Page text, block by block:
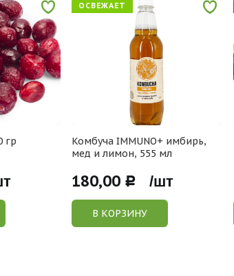
гр
ОСВЕЖАЕТ
Комбуча IMMUNO+ имбирь,
мед и лимон, 555 мл
180,00 Р /шт
В КОРЗИНУ